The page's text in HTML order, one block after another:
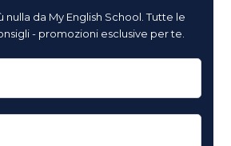
da My English School. Tutte le
- promozioni esclusive per te.